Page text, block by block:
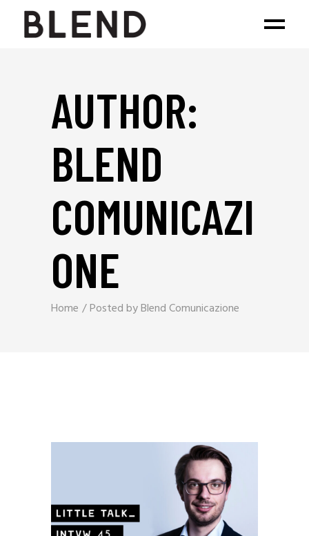
AUTHOR:
BLEND
COMUNICAZI
ONE
Home Posted by Blend Comunicazione